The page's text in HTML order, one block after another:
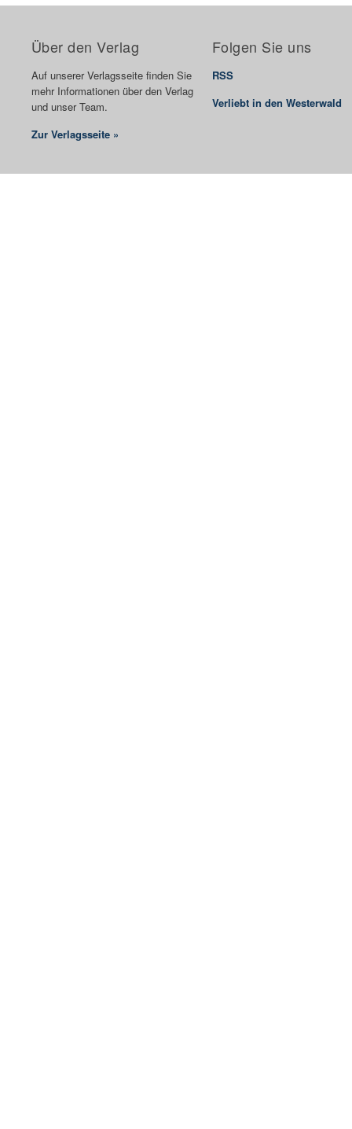
Über den Verlag
Auf unserer Verlagsseite finden Sie
mehr Informationen über den Verlag
und unser Team.
Zur Verlagsseite »
Folgen Sie uns
RSS
Verliebt in den Westerwald